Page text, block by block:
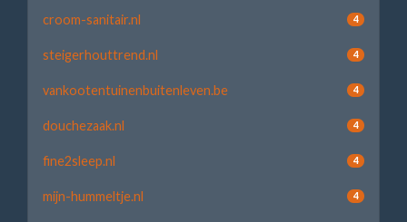
croom-sanitair.nl 4
steigerhouttrend.nl 4
vankootentuinenbuitenleven.be 4
douchezaak.nl 4
fine2sleep.nl 4
mijn-hummeltje.nl 4